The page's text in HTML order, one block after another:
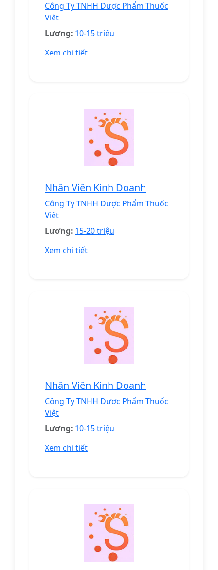
Công Ty TNHH Dược Phẩm Thuốc
Việt
Lương: 10-15 triệu
Xem chi tiết
Nhân Viên Kinh Doanh
Công Ty TNHH Dược Phẩm Thuốc
Việt
Lương: 15-20 triệu
Xem chi tiết
Nhân Viên Kinh Doanh
Công Ty TNHH Dược Phẩm Thuốc
Việt
Lương: 10-15 triệu
Xem chi tiết